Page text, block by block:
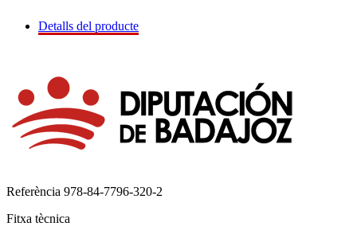
Detalls del producte
Referència 978-84-7796-320-2
Fitxa tècnica